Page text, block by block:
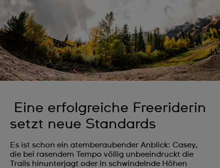
Eine erfolgreiche Freeriderin
setzt neue Standards
Es ist schon ein atemberaubender Anblick: Casey,
die bei rasendem Tempo völlig unbeeindruckt die
Trails hinunterjagt oder in schwindelnde Höhen